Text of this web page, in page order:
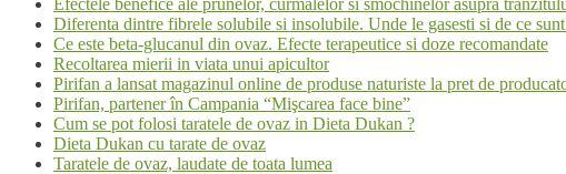
Diferenta dintre fibrele solubile si insolubile. Unde le gasesti si de ce
Ce este beta-glucanul din ovaz. Efecte terapeutice si doze recomandate
Recoltarea mierii in viata unui apicultor
Pirifan a lansat magazinul online de produse naturiste la pret de
Pirifan, partener în Campania “Mişcarea face bine”
Cum se pot folosi taratele de ovaz in Dieta Dukan ?
Dieta Dukan cu tarate de ovaz
Taratele de ovaz, laudate de toata lumea